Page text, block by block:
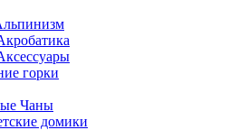
горки
Чаны
домики